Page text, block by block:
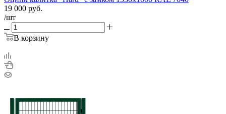
19 000 руб.
/шт
В корзину